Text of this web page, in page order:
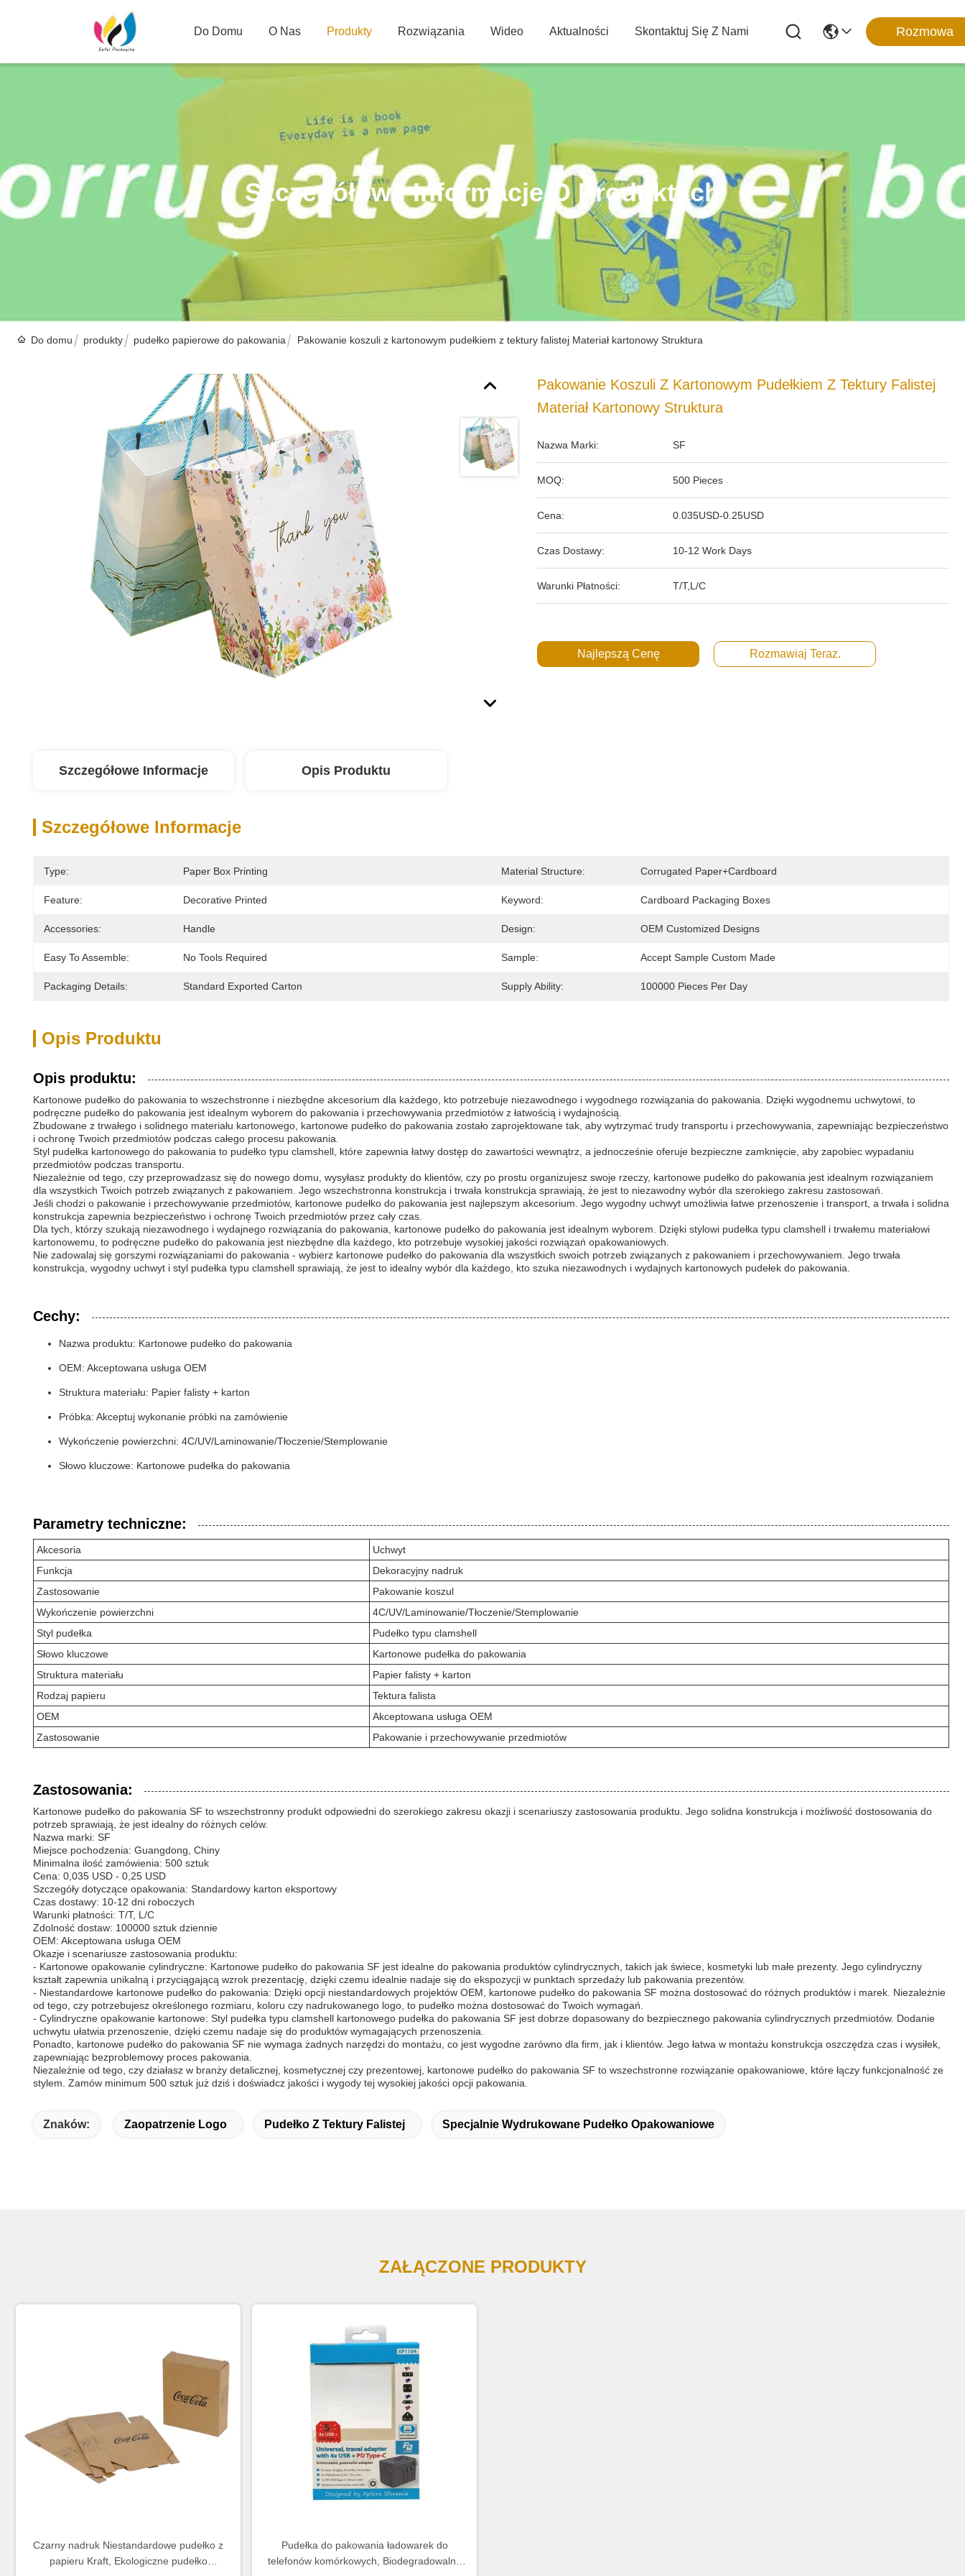
Do Domu O Nas Produkty Rozwiązania Wideo Aktualności Skontaktuj Się Z Nami Rozmowa
Szczegółowe Informacje O Produktach
Do domu produkty pudełko papierowe do pakowania Pakowanie koszuli z kartonowym pudełkiem z tektury falistej Materiał kartonowy Struktura
Pakowanie Koszuli Z Kartonowym Pudełkiem Z Tektury Falistej
Materiał Kartonowy Struktura
Nazwa Marki: SF
MOQ: 500 Pieces
Cena: 0.035USD-0.25USD
Czas Dostawy: 10-12 Work Days
Warunki Płatności: T/T,L/C
Najlepszą Cenę Rozmawiaj Teraz.
Szczegółowe Informacje Opis Produktu
Szczegółowe Informacje
Type: Paper Box Printing Material Structure: Corrugated Paper+cardboard
Feature: Decorative Printed Keyword: Cardboard Packaging Boxes
Accessories: Handle Design: OEM Customized Designs
Easy To Assemble: No Tools Required Sample: Accept Sample Custom Made
Packaging Details: Standard Exported Carton Supply Ability: 100000 Pieces Per Day
Opis Produktu
Opis produktu:
Kartonowe pudełko do pakowania to wszechstronne i niezbędne akcesorium dla każdego, kto potrzebuje niezawodnego i wygodnego rozwiązania do pakowania. Dzięki wygodnemu uchwytowi, to
podręczne pudełko do pakowania jest idealnym wyborem do pakowania i przechowywania przedmiotów z łatwością i wydajnością.
Zbudowane z trwałego i solidnego materiału kartonowego, kartonowe pudełko do pakowania zostało zaprojektowane tak, aby wytrzymać trudy transportu i przechowywania, zapewniając bezpieczeństwo
i ochronę Twoich przedmiotów podczas całego procesu pakowania.
Styl pudełka kartonowego do pakowania to pudełko typu clamshell, które zapewnia łatwy dostęp do zawartości wewnątrz, a jednocześnie oferuje bezpieczne zamknięcie, aby zapobiec wypadaniu
przedmiotów podczas transportu.
Niezależnie od tego, czy przeprowadzasz się do nowego domu, wysyłasz produkty do klientów, czy po prostu organizujesz swoje rzeczy, kartonowe pudełko do pakowania jest idealnym rozwiązaniem
dla wszystkich Twoich potrzeb związanych z pakowaniem. Jego wszechstronna konstrukcja i trwała konstrukcja sprawiają, że jest to niezawodny wybór dla szerokiego zakresu zastosowań.
Jeśli chodzi o pakowanie i przechowywanie przedmiotów, kartonowe pudełko do pakowania jest najlepszym akcesorium. Jego wygodny uchwyt umożliwia łatwe przenoszenie i transport, a trwała i solidna
konstrukcja zapewnia bezpieczeństwo i ochronę Twoich przedmiotów przez cały czas.
Dla tych, którzy szukają niezawodnego i wydajnego rozwiązania do pakowania, kartonowe pudełko do pakowania jest idealnym wyborem. Dzięki stylowi pudełka typu clamshell i trwałemu materiałowi
kartonowemu, to podręczne pudełko do pakowania jest niezbędne dla każdego, kto potrzebuje wysokiej jakości rozwiązań opakowaniowych.
Nie zadowalaj się gorszymi rozwiązaniami do pakowania - wybierz kartonowe pudełko do pakowania dla wszystkich swoich potrzeb związanych z pakowaniem i przechowywaniem. Jego trwała
konstrukcja, wygodny uchwyt i styl pudełka typu clamshell sprawiają, że jest to idealny wybór dla każdego, kto szuka niezawodnych i wydajnych kartonowych pudełek do pakowania.
Cechy:
Nazwa produktu: Kartonowe pudełko do pakowania
OEM: Akceptowana usługa OEM
Struktura materiału: Papier falisty + karton
Próbka: Akceptuj wykonanie próbki na zamówienie
Wykończenie powierzchni: 4C/UV/Laminowanie/Tłoczenie/Stemplowanie
Słowo kluczowe: Kartonowe pudełka do pakowania
Parametry techniczne:
Akcesoria
Uchwyt
Funkcja
Dekoracyjny nadruk
Zastosowanie
Pakowanie koszul
Wykończenie powierzchni
4C/UV/Laminowanie/Tłoczenie/Stemplowanie
Styl pudełka
Pudełko typu clamshell
Słowo kluczowe
Kartonowe pudełka do pakowania
Struktura materiału
Papier falisty + karton
Rodzaj papieru
Tektura falista
OEM
Akceptowana usługa OEM
Zastosowanie
Pakowanie i przechowywanie przedmiotów
Zastosowania:
Kartonowe pudełko do pakowania SF to wszechstronny produkt odpowiedni do szerokiego zakresu okazji i scenariuszy zastosowania produktu. Jego solidna konstrukcja i możliwość dostosowania do
potrzeb sprawiają, że jest idealny do różnych celów.
Nazwa marki: SF
Miejsce pochodzenia: Guangdong, Chiny
Minimalna ilość zamówienia: 500 sztuk
Cena: 0,035 USD - 0,25 USD
Szczegóły dotyczące opakowania: Standardowy karton eksportowy
Czas dostawy: 10-12 dni roboczych
Warunki płatności: T/T, L/C
Zdolność dostaw: 100000 sztuk dziennie
OEM: Akceptowana usługa OEM
Okazje i scenariusze zastosowania produktu:
- Kartonowe opakowanie cylindryczne: Kartonowe pudełko do pakowania SF jest idealne do pakowania produktów cylindrycznych, takich jak świece, kosmetyki lub małe prezenty. Jego cylindryczny
kształt zapewnia unikalną i przyciągającą wzrok prezentację, dzięki czemu idealnie nadaje się do ekspozycji w punktach sprzedaży lub pakowania prezentów.
- Niestandardowe kartonowe pudełko do pakowania: Dzięki opcji niestandardowych projektów OEM, kartonowe pudełko do pakowania SF można dostosować do różnych produktów i marek. Niezależnie
od tego, czy potrzebujesz określonego rozmiaru, koloru czy nadrukowanego logo, to pudełko można dostosować do Twoich wymagań.
- Cylindryczne opakowanie kartonowe: Styl pudełka typu clamshell kartonowego pudełka do pakowania SF jest dobrze dopasowany do bezpiecznego pakowania cylindrycznych przedmiotów. Dodanie
uchwytu ułatwia przenoszenie, dzięki czemu nadaje się do produktów wymagających przenoszenia.
Ponadto, kartonowe pudełko do pakowania SF nie wymaga żadnych narzędzi do montażu, co jest wygodne zarówno dla firm, jak i klientów. Jego łatwa w montażu konstrukcja oszczędza czas i wysiłek,
zapewniając bezproblemowy proces pakowania.
Niezależnie od tego, czy działasz w branży detalicznej, kosmetycznej czy prezentowej, kartonowe pudełko do pakowania SF to wszechstronne rozwiązanie opakowaniowe, które łączy funkcjonalność ze
stylem. Zamów minimum 500 sztuk już dziś i doświadcz jakości i wygody tej wysokiej jakości opcji pakowania.
Znaków: Zaopatrzenie Logo Pudełko Z Tektury Falistej Specjalnie Wydrukowane Pudełko Opakowaniowe
ZAŁĄCZONE PRODUKTY
Czarny nadruk Niestandardowe pudełko z
papieru Kraft, Ekologiczne pudełko
Pudełka do pakowania ładowarek do
telefonów komórkowych, Biodegradowalne